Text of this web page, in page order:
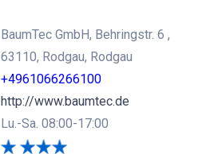
BaumTec GmbH, Behringstr. 6 ,
63110, Rodgau, Rodgau
+4961066266100
http://www.baumtec.de
Lu.-Sa. 08:00-17:00